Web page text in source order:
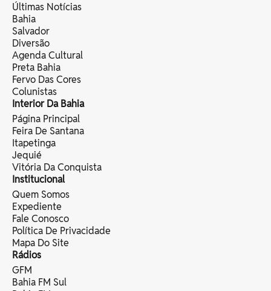
Últimas Notícias
Bahia
Salvador
Diversão
Agenda Cultural
Preta Bahia
Fervo Das Cores
Colunistas
Interior Da Bahia
Página Principal
Feira De Santana
Itapetinga
Jequié
Vitória Da Conquista
Institucional
Quem Somos
Expediente
Fale Conosco
Política De Privacidade
Mapa Do Site
Rádios
GFM
Bahia FM Sul